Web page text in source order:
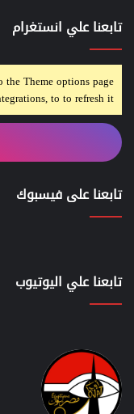
تابعنا علي انستغرام
the Theme options page
to to refresh it.
تابعنا على فيسبوك
تابعنا علي اليوتيوب